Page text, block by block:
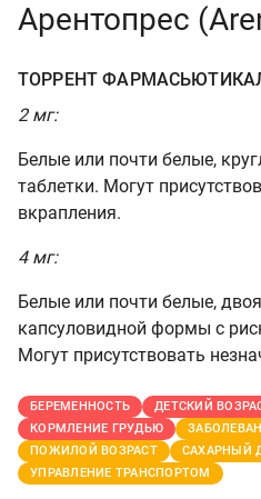
Арентопрес
ТОРРЕНТ
2 мг:
Белые или почти белые,
таблетки. Могут
вкрапления.
4 мг:
Белые или почти белые,
капсуловидной формы с
Могут присутствовать
БЕРЕМЕННОСТЬ
ДЕТСКИЙ
КОРМЛЕНИЕ ГРУДЬЮ
ПОЖИЛОЙ ВОЗРАСТ
САХАРНЫЙ
УПРАВЛЕНИЕ ТРАНСПОРТОМ